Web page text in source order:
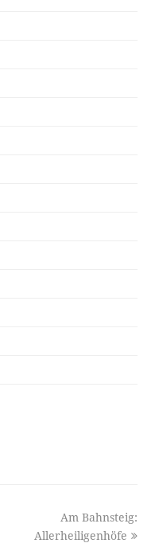
next
post:
Am Bahnsteig:
Allerheiligenhöfe